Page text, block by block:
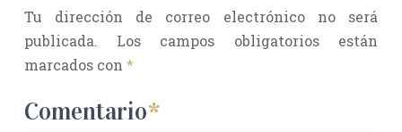
Tu dirección de correo electrónico no será
publicada.
Los campos obligatorios están
marcados con *
Comentario*